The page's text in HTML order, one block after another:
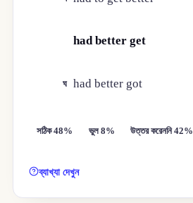
had better get
ঘ had better got
সঠিক 48% ভুল 8% উত্তর করেননি 42%
ব্যাখ্যা দেখুন